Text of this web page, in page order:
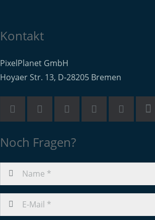
Kontakt
PixelPlanet GmbH
Hoyaer Str. 13, D-28205 Bremen
Noch Fragen?